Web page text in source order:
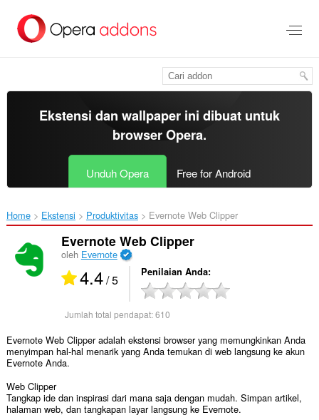
konten
Ekstensi dan wallpaper ini dibuat untuk
browser Opera.
Unduh Opera Free for Android
Home Ekstensi Produktivitas Evernote Web Clipper‎
Evernote Web Clipper
oleh Evernote
4.4/ 5 Penilaian Anda
Jumlah total pendapat:610
Evernote Web Clipper adalah ekstensi browser yang memungkinkan Anda
menyimpan hal-hal menarik yang Anda temukan di web langsung ke akun
Evernote Anda.
Web Clipper
Tangkap ide dan inspirasi dari mana saja dengan mudah. Simpan artikel,
halaman web, dan tangkapan layar langsung ke Evernote.